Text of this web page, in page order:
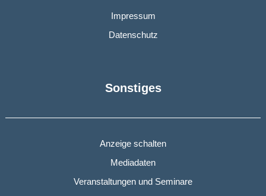
Impressum
Datenschutz
Sonstiges
Anzeige schalten
Mediadaten
Veranstaltungen und Seminare